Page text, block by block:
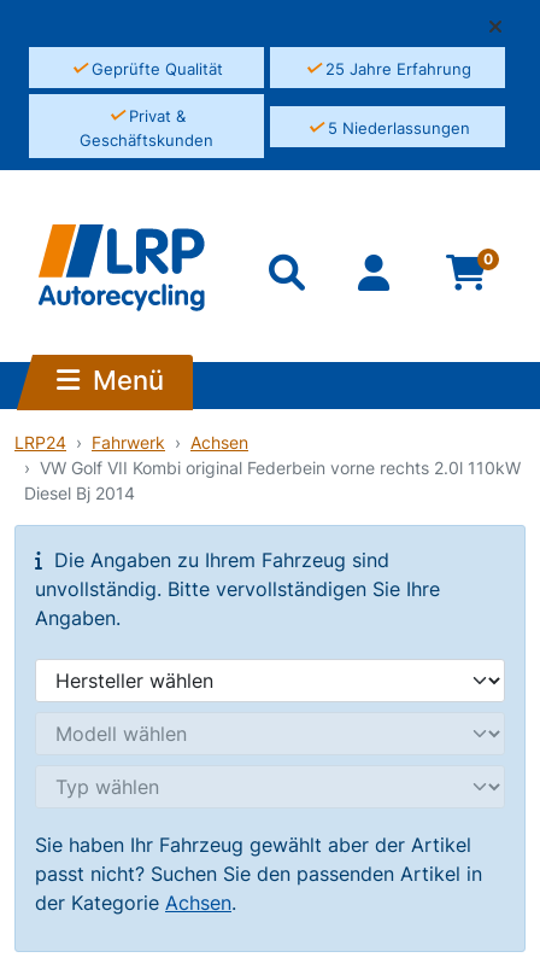
✓Geprüfte Qualität ✓25 Jahre Erfahrung
✓Privat &
Geschäftskunden
✓5 Niederlassungen
0
Menü
LRP24 Fahrwerk
Achsen
VW Golf VII Kombi original Federbein vorne rechts 2.0l 110kW
Diesel Bj 2014
Die Angaben zu Ihrem Fahrzeug sind
unvollständig. Bitte vervollständigen Sie Ihre
Angaben.
Sie haben Ihr Fahrzeug gewählt aber der Artikel
passt nicht? Suchen Sie den passenden Artikel in
der Kategorie Achsen.